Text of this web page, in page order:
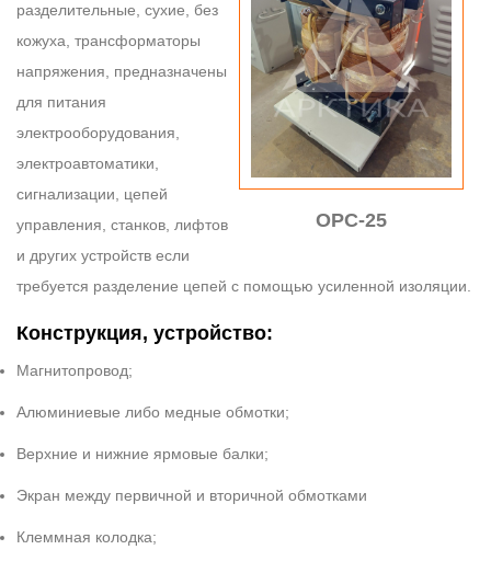
ОРС-25
разделительные, сухие, без
кожуха, трансформаторы
напряжения, предназначены
для питания
электрооборудования,
электроавтоматики,
сигнализации, цепей
управления, станков, лифтов
и других устройств если
требуется разделение цепей с помощью усиленной изоляции.
Конструкция, устройство:
Магнитопровод;
Алюминиевые либо медные обмотки;
Верхние и нижние ярмовые балки;
Экран между первичной и вторичной обмотками
Клеммная колодка;